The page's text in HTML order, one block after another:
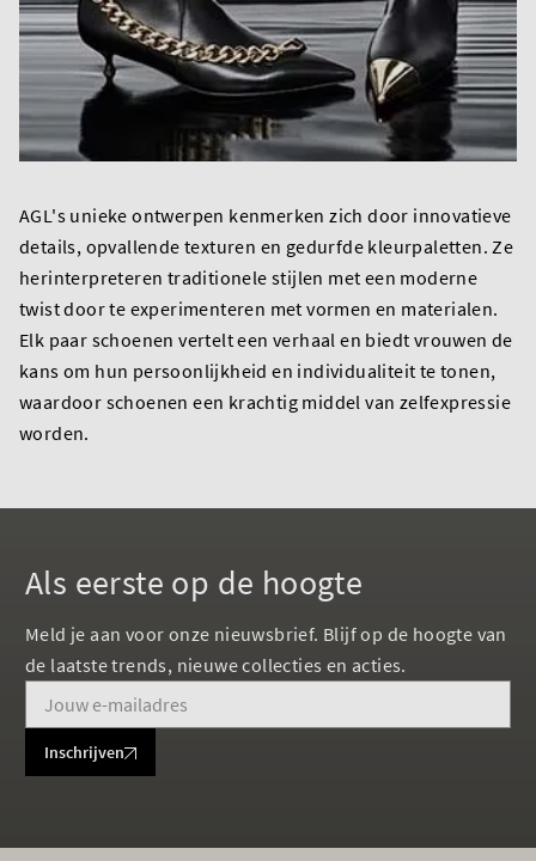
AGL's unieke ontwerpen kenmerken zich door innovatieve
details, opvallende texturen en gedurfde kleurpaletten. Ze
herinterpreteren traditionele stijlen met een moderne
twist door te experimenteren met vormen en materialen.
Elk paar schoenen vertelt een verhaal en biedt vrouwen de
kans om hun persoonlijkheid en individualiteit te tonen,
waardoor schoenen een krachtig middel van zelfexpressie
worden.
Als eerste op de hoogte
Meld je aan voor onze nieuwsbrief. Blijf op de hoogte van
de laatste trends, nieuwe collecties en acties.
Inschrijven